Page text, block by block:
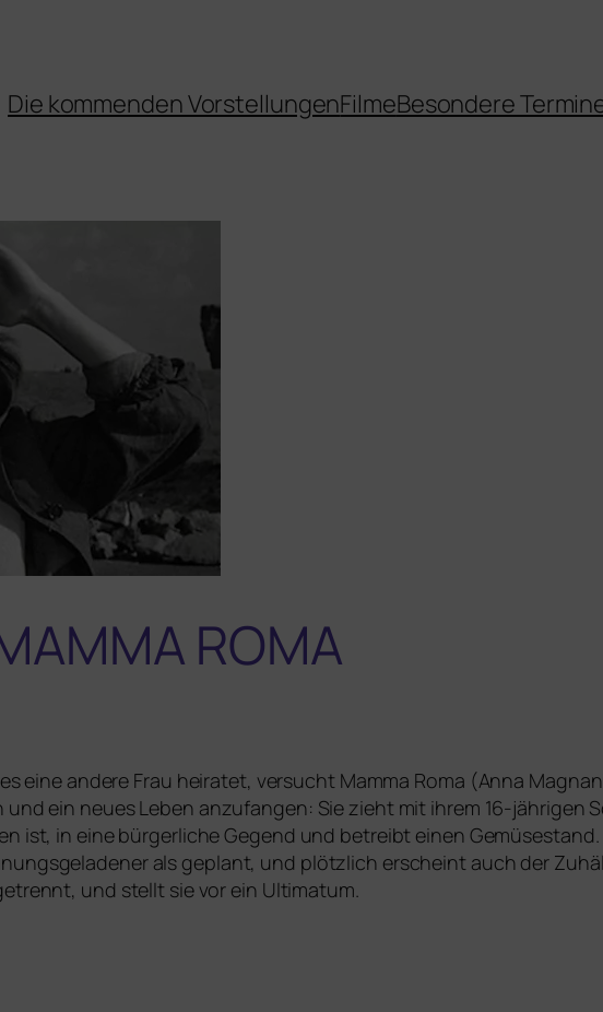
Die kommenden VorstellungenFilmeBesondere
ROMA
eine ande­re Frau hei­ra­tet, ver­sucht Mamma Roma (Anna
ein neu­es Leben anzu­fan­gen: Sie zieht mit ihrem 16-jäh­ri­gen
ist, in eine bür­ger­li­che Gegend und betreibt einen
als geplant, und plötz­lich erscheint auch der
und stellt sie vor ein Ultimatum.